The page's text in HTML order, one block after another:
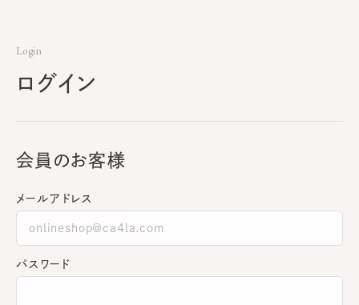
Login
ログイン
会員のお客様
メールアドレス
パスワード